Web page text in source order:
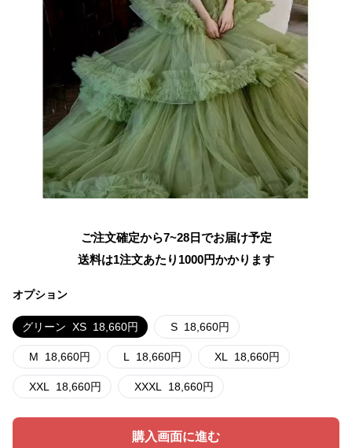
ご注文確定から7~28日でお届け予定
送料は1注文あたり 1000円かかります
オプション
グリーン XS 18,660円 S 18,660円
M 18,660円 L 18,660円 XL 18,660円
XXL 18,660円 XXXL 18,660円
購入画面に進む